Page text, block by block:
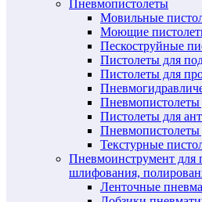
Пневмопистолеты
Мовильные
Моющие
Пескоструйные
Пистолеты для
Пистолеты для
Пневмопистолеты
Пистолеты для
Пневмопистолеты
Текстурные
Пневмоинструмент для
шлифования,
Ленточные